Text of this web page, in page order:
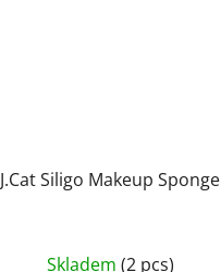
J.Cat Siligo Makeup Sponge
Skladem (2 pcs)